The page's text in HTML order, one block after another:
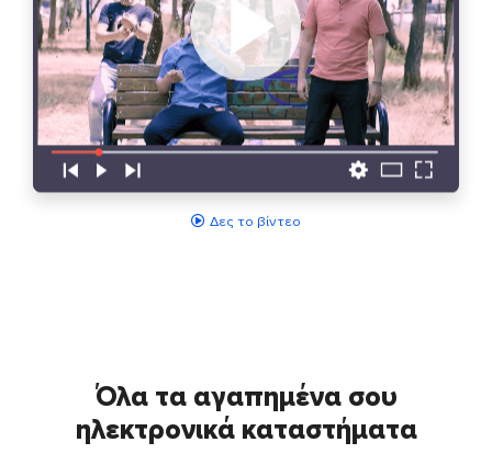
Δες το βίντεο
Όλα τα αγαπημένα σου
ηλεκτρονικά καταστήματα